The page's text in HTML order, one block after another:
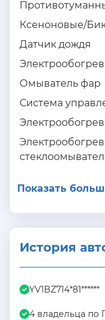
Ксеноновые/
Датчик дождя
Омыватель фар
Система
Показать
История
YV1BZ714*81******
4 владельца по